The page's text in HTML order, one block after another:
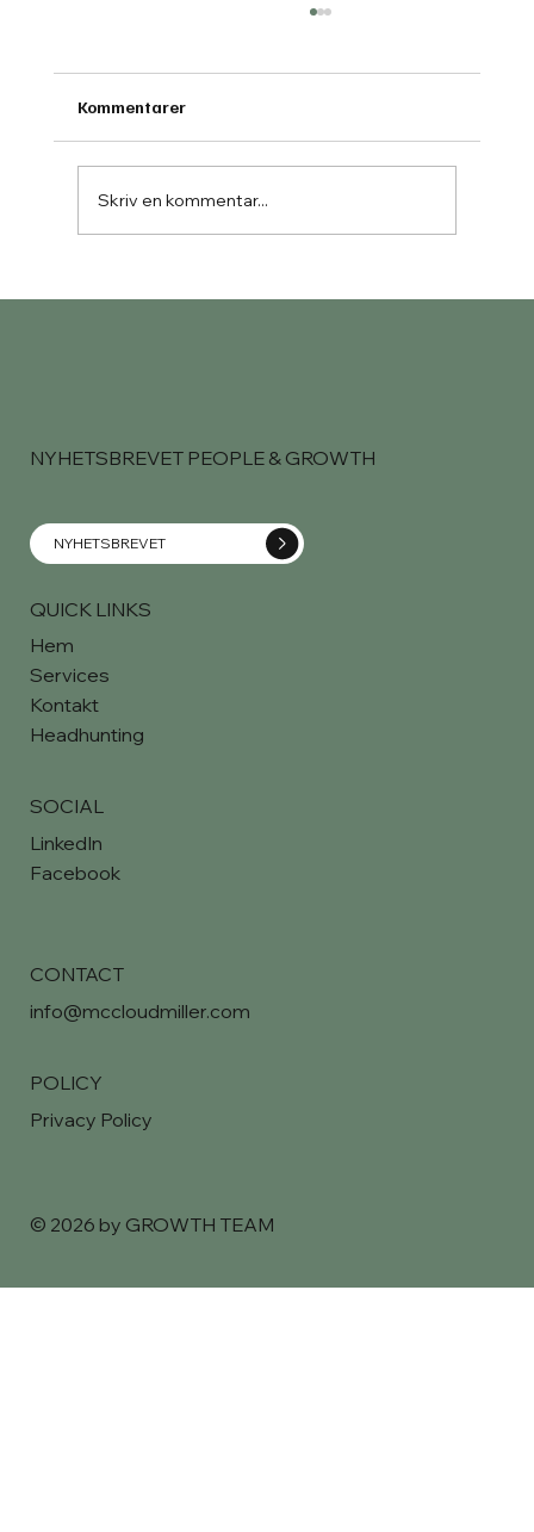
Kommentarer
Skriv en kommentar...
NYHETSBREVET PEOPLE & GROWTH
NYHETSBREVET
QUICK LINKS
Hem
Services
Kontakt
Headhunting
SOCIAL
LinkedIn
Facebook
CONTACT
info@mccloudmiller.com
POLICY
Privacy Policy
© 2026 by GROWTH TEAM